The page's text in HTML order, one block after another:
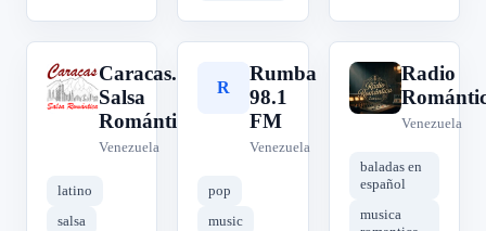
C
Caracas.
Salsa
Romántica...
Venezuela
latino
salsa
R
Rumba
98.1
FM
Venezuela
pop
music
R
Radio
Venezuela
baladas en
español
musica